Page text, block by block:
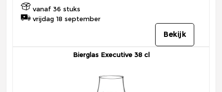
vanaf 36 stuks
vrijdag 18 september
Bekijk
Bierglas Executive 38 cl